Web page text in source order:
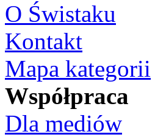
O Świstaku
Kontakt
Mapa kategorii
Współpraca
Dla mediów